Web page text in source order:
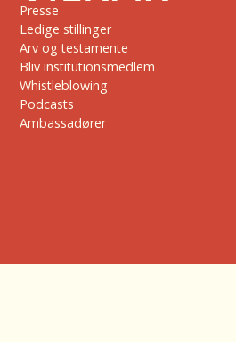
Presse
Ledige stillinger
Arv og testamente
Bliv institutionsmedlem
Whistleblowing
Podcasts
Ambassadører